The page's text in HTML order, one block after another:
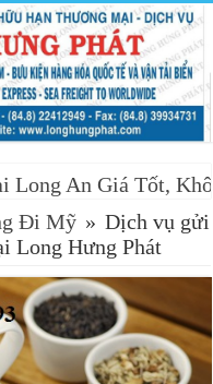
Long An Giá Tốt,
Đi Mỹ » Dịch vụ gửi
Long Hưng Phát